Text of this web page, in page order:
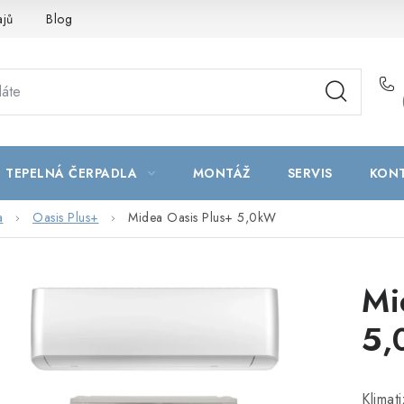
Blog
TEPELNÁ ČERPADLA MONTÁŽ SERVIS
Oasis Plus+ Midea Oasis Plus+ 5,0kW